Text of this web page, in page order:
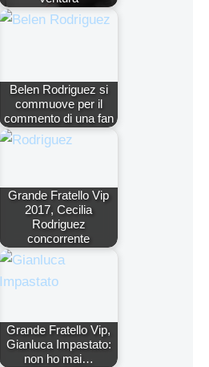
Belen Rodriguez si
commuove per il
commento di una fan
Grande Fratello Vip
2017, Cecilia
Rodriguez
concorrente
Grande Fratello Vip,
Gianluca Impastato:
non ho mai…